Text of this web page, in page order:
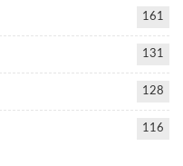
161
131
128
116